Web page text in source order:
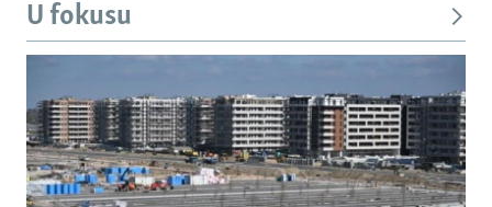
U fokusu